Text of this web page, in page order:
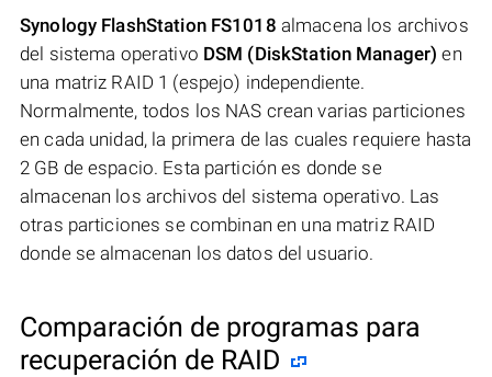
Synology FlashStation FS1018 almacena los archivos
del sistema operativo DSM (DiskStation Manager) en
una matriz RAID 1 (espejo) independiente.
Normalmente, todos los NAS crean varias particiones
en cada unidad, la primera de las cuales requiere hasta
2 GB de espacio. Esta partición es donde se
almacenan los archivos del sistema operativo. Las
otras particiones se combinan en una matriz RAID
donde se almacenan los datos del usuario.
Comparación de programas para
recuperación de RAID